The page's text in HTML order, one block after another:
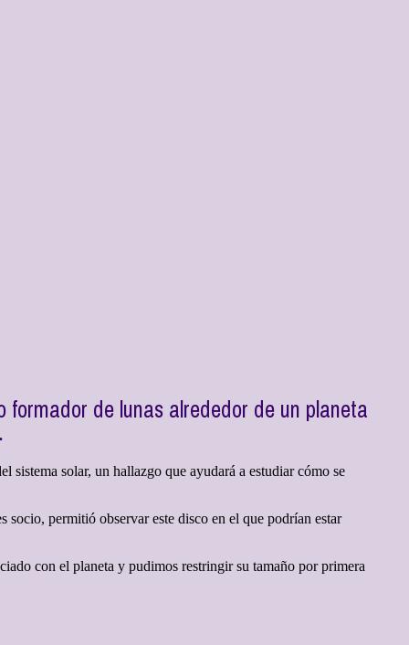
de lunas alrededor de un planeta
sistema solar, un hallazgo que ayudará a estudiar cómo se
permitió observar este disco en el que podrían estar
con el planeta y pudimos restringir su tamaño por primera